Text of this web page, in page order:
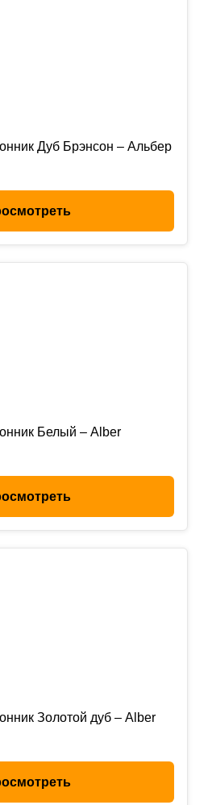
Дуб Брэнсон – Альбер
Белый – Alber
Золотой дуб – Alber